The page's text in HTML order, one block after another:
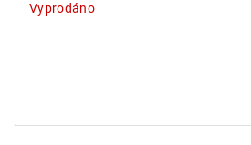
Vyprodáno